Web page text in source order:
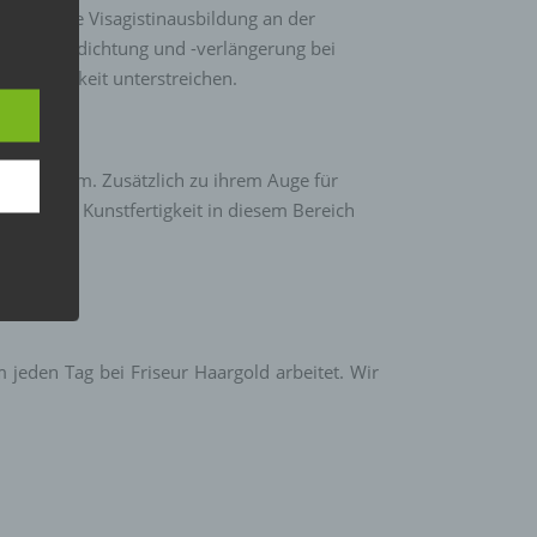
Ihre Visagistinausbildung an der
Haarverdichtung und -verlängerung bei
unterstreichen.
Team. Zusätzlich zu ihrem Auge für
ihre Kunstfertigkeit in diesem Bereich
jeden Tag bei Friseur Haargold arbeitet. Wir